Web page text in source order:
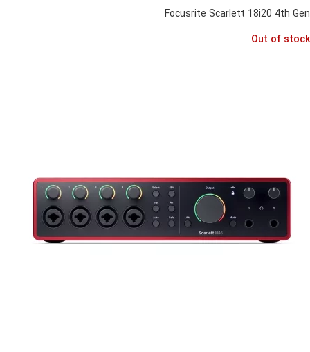
Focusrite Scarlett 18i20 4th Gen
Out of stock